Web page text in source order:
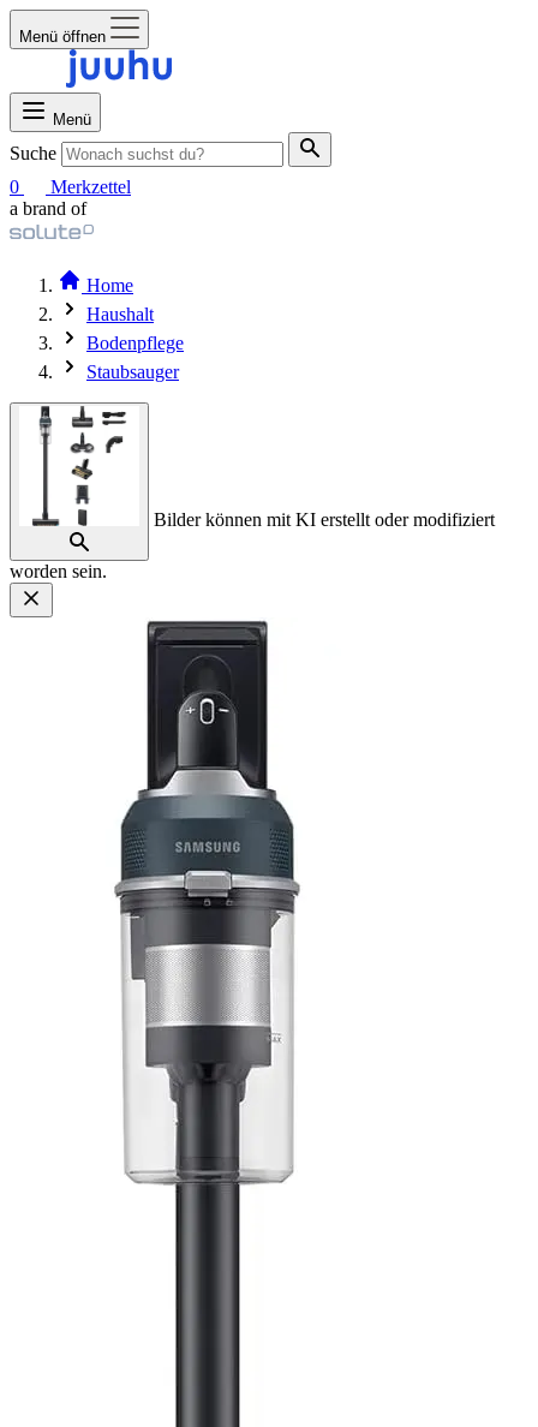
Menü öffnen
Menü
Suche
0
Merkzettel
a brand of
Home
Haushalt
Bodenpflege
Staubsauger
Bilder können mit KI erstellt oder modifiziert
worden sein.